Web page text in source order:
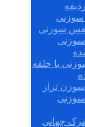
سوزنی
قفس سوزنی
سوزنی
با حلقه
تراز
سوزنی
جهانی